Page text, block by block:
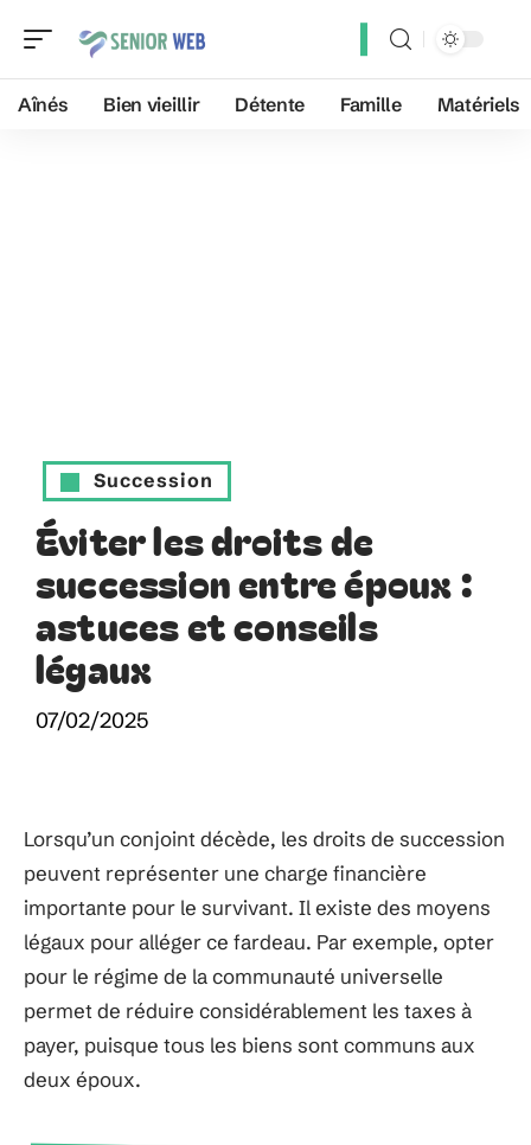
Aînés Bien vieillir Détente Famille Matériels
Succession
Éviter les droits de
succession entre époux :
astuces et conseils
légaux
07/02/2025
Lorsqu’un conjoint décède, les droits de succession
peuvent représenter une charge financière
importante pour le survivant. Il existe des moyens
légaux pour alléger ce fardeau. Par exemple, opter
pour le régime de la communauté universelle
permet de réduire considérablement les taxes à
payer, puisque tous les biens sont communs aux
deux époux.